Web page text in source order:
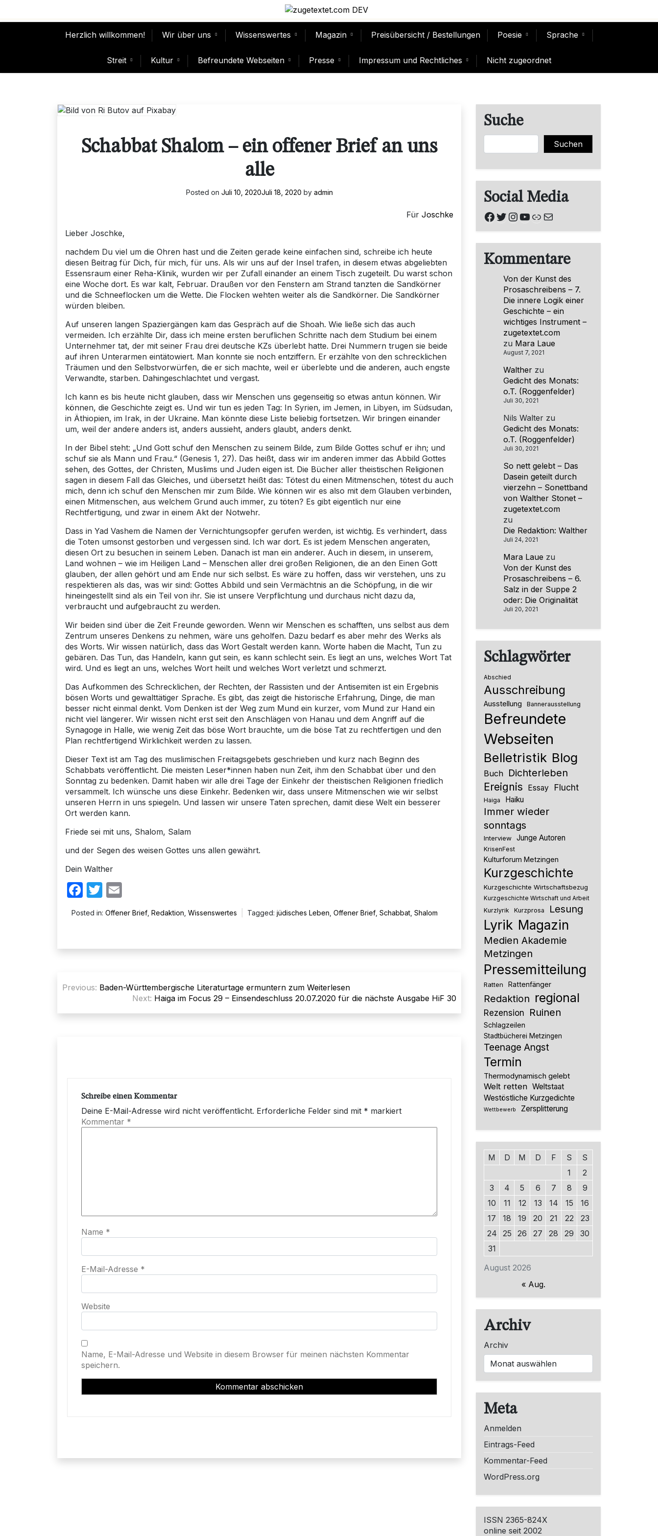
Herzlich willkommen! Wir über uns Wissenswertes Magazin Preisübersicht / Bestellungen Poesie Sprache
Streit Kultur Befreundete Webseiten Presse Impressum und Rechtliches Nicht zugeordnet
Schabbat Shalom – ein offener Brief an uns
alle
Posted on Juli 10, 2020Juli 18, 2020 by admin
Für Joschke
Lieber Joschke,
nachdem Du viel um die Ohren hast und die Zeiten gerade keine einfachen sind, schreibe ich heute
diesen Beitrag für Dich, für mich, für uns. Als wir uns auf der Insel trafen, in diesem etwas abgeliebten
Essensraum einer Reha-Klinik, wurden wir per Zufall einander an einem Tisch zugeteilt. Du warst schon
eine Woche dort. Es war kalt, Februar. Draußen vor den Fenstern am Strand tanzten die Sandkörner
und die Schneeflocken um die Wette. Die Flocken wehten weiter als die Sandkörner. Die Sandkörner
würden bleiben.
Auf unseren langen Spaziergängen kam das Gespräch auf die Shoah. Wie ließe sich das auch
vermeiden. Ich erzählte Dir, dass ich meine ersten beruflichen Schritte nach dem Studium bei einem
Unternehmer tat, der mit seiner Frau drei deutsche KZs überlebt hatte. Drei Nummern trugen sie beide
auf ihren Unterarmen eintätowiert. Man konnte sie noch entziffern. Er erzählte von den schrecklichen
Träumen und den Selbstvorwürfen, die er sich machte, weil er überlebte und die anderen, auch engste
Verwandte, starben. Dahingeschlachtet und vergast.
Ich kann es bis heute nicht glauben, dass wir Menschen uns gegenseitig so etwas antun können. Wir
können, die Geschichte zeigt es. Und wir tun es jeden Tag: In Syrien, im Jemen, in Libyen, im Südsudan,
in Äthiopien, im Irak, in der Ukraine. Man könnte diese Liste beliebig fortsetzen. Wir bringen einander
um, weil der andere anders ist, anders aussieht, anders glaubt, anders denkt.
In der Bibel steht: „Und Gott schuf den Menschen zu seinem Bilde, zum Bilde Gottes schuf er ihn; und
schuf sie als Mann und Frau.“ (Genesis 1, 27). Das heißt, dass wir im anderen immer das Abbild Gottes
sehen, des Gottes, der Christen, Muslims und Juden eigen ist. Die Bücher aller theistischen Religionen
sagen in diesem Fall das Gleiches, und übersetzt heißt das: Tötest du einen Mitmenschen, tötest du auch
mich, denn ich schuf den Menschen mir zum Bilde. Wie können wir es also mit dem Glauben verbinden,
einen Mitmenschen, aus welchem Grund auch immer, zu töten? Es gibt eigentlich nur eine
Rechtfertigung, und zwar in einem Akt der Notwehr.
Dass in Yad Vashem die Namen der Vernichtungsopfer gerufen werden, ist wichtig. Es verhindert, dass
die Toten umsonst gestorben und vergessen sind. Ich war dort. Es ist jedem Menschen angeraten,
diesen Ort zu besuchen in seinem Leben. Danach ist man ein anderer. Auch in diesem, in unserem,
Land wohnen – wie im Heiligen Land – Menschen aller drei großen Religionen, die an den Einen Gott
glauben, der allen gehört und am Ende nur sich selbst. Es wäre zu hoffen, dass wir verstehen, uns zu
respektieren als das, was wir sind: Gottes Abbild und sein Vermächtnis an die Schöpfung, in die wir
hineingestellt sind als ein Teil von ihr. Sie ist unsere Verpflichtung und durchaus nicht dazu da,
verbraucht und aufgebraucht zu werden.
Wir beiden sind über die Zeit Freunde geworden. Wenn wir Menschen es schafften, uns selbst aus dem
Zentrum unseres Denkens zu nehmen, wäre uns geholfen. Dazu bedarf es aber mehr des Werks als
des Worts. Wir wissen natürlich, dass das Wort Gestalt werden kann. Worte haben die Macht, Tun zu
gebären. Das Tun, das Handeln, kann gut sein, es kann schlecht sein. Es liegt an uns, welches Wort Tat
wird. Und es liegt an uns, welches Wort heilt und welches Wort verletzt und schmerzt.
Das Aufkommen des Schrecklichen, der Rechten, der Rassisten und der Antisemiten ist ein Ergebnis
bösen Worts und gewalttätiger Sprache. Es gibt, das zeigt die historische Erfahrung, Dinge, die man
besser nicht einmal denkt. Vom Denken ist der Weg zum Mund ein kurzer, vom Mund zur Hand ein
nicht viel längerer. Wir wissen nicht erst seit den Anschlägen von Hanau und dem Angriff auf die
Synagoge in Halle, wie wenig Zeit das böse Wort brauchte, um die böse Tat zu rechtfertigen und den
Plan rechtfertigend Wirklichkeit werden zu lassen.
Dieser Text ist am Tag des muslimischen Freitagsgebets geschrieben und kurz nach Beginn des
Schabbats veröffentlicht. Die meisten Leser*innen haben nun Zeit, ihm den Schabbat über und den
Sonntag zu bedenken. Damit haben wir alle drei Tage der Einkehr der theistischen Religionen friedlich
versammelt. Ich wünsche uns diese Einkehr. Bedenken wir, dass unsere Mitmenschen wie wir selbst
unseren Herrn in uns spiegeln. Und lassen wir unsere Taten sprechen, damit diese Welt ein besserer
Ort werden kann.
Friede sei mit uns, Shalom, Salam
und der Segen des weisen Gottes uns allen gewährt.
Dein Walther
Facebook
Twitter
Posted in: Offener Brief, Redaktion Wissenswertes Tagged: jüdisches Leben Offener Brief, Schabbat, Shalom
Beitragsnavigation
Previous: Baden-Württembergische Literaturtage ermuntern zum Weiterlesen
Next: Haiga im Focus 29 – Einsendeschluss 20.07.2020 für die nächste Ausgabe HiF 30
Schreibe einen Kommentar
Deine E-Mail-Adresse wird nicht veröffentlicht. Erforderliche Felder sind mit * markiert
Kommentar *
Name *
E-Mail-Adresse *
Website
Name, E-Mail-Adresse und Website in diesem Browser für meinen nächsten Kommentar
speichern.
Suche
Suchen Suchen
Social Media
Facebook
Twitter
Instagram
YouTube
Link
E-Mail
Kommentare
Von der Kunst des
Prosaschreibens – 7.
Die innere Logik einer
Geschichte – ein
wichtiges Instrument –
zugetextet.com
zu Mara Laue
August 7, 2021
Walther zu
Gedicht des Monats:
o.T. (Roggenfelder)
Juli 30, 2021
Nils Walter zu
Gedicht des Monats:
o.T. (Roggenfelder)
Juli 30, 2021
So nett gelebt – Das
Dasein geteilt durch
vierzehn – Sonettband
von Walther Stonet –
zugetextet.com
zu
Die Redaktion: Walther
Juli 24, 2021
Mara Laue zu
Von der Kunst des
Prosaschreibens – 6.
Salz in der Suppe 2
oder: Die Originalität
Juli 20, 2021
Schlagwörter
Abschied
Ausschreibung
Ausstellung Bannerausstellung
Befreundete
Webseiten
Belletristik Blog
Buch Dichterleben
Ereignis Essay Flucht
Haiga Haiku
Immer wieder
sonntags
Interview Junge Autoren
KrisenFest
Kulturforum Metzingen
Kurzgeschichte
Kurzgeschichte Wirtschaftsbezug
Kurzgeschichte Wirtschaft und Arbeit
Kurzlyrik Kurzprosa Lesung
Lyrik Magazin
Medien Akademie
Metzingen
Pressemitteilung
Ratten Rattenfänger
Redaktion regional
Rezension Ruinen
Schlagzeilen
Stadtbücherei Metzingen
Teenage Angst
Termin
Thermodynamisch gelebt
Welt retten Weltstaat
Westöstliche Kurzgedichte
Wettbewerb Zersplitterung
August 2026
M D M D F S
S
1
2
3
4 5 6 7 8
9
10
11 12 13 14 15
16
17
18 19 20 21 22
23
24
25 26 27 28 29
30
31
« Aug.
Archiv
Archiv
Meta
Anmelden
Eintrags-Feed
Kommentar-Feed
WordPress.org
ISSN 2365-824X
online seit 2002